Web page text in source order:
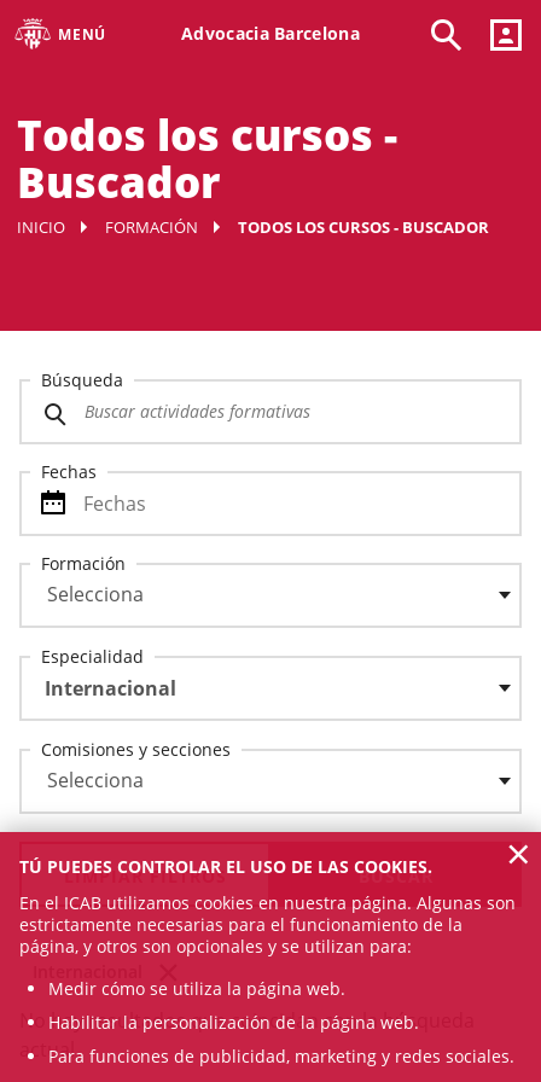
MENÚ Advocacia Barcelona
Todos los cursos -
Buscador
INICIO FORMACIÓN TODOS LOS CURSOS - BUSCADOR
Búsqueda
Fechas
Formación
Especialidad
Internacional
Comisiones y secciones
LIMPIAR FILTROS
No hay resultados que coincidan con la búsqueda
actual.
TÚ PUEDES CONTROLAR EL USO DE LAS COOKIES.
En el ICAB utilizamos cookies en nuestra página. Algunas son
estrictamente necesarias para el funcionamiento de la
página, y otros son opcionales y se utilizan para:
Medir cómo se utiliza la página web.
Habilitar la personalización de la página web.
Para funciones de publicidad, marketing y redes sociales.
×